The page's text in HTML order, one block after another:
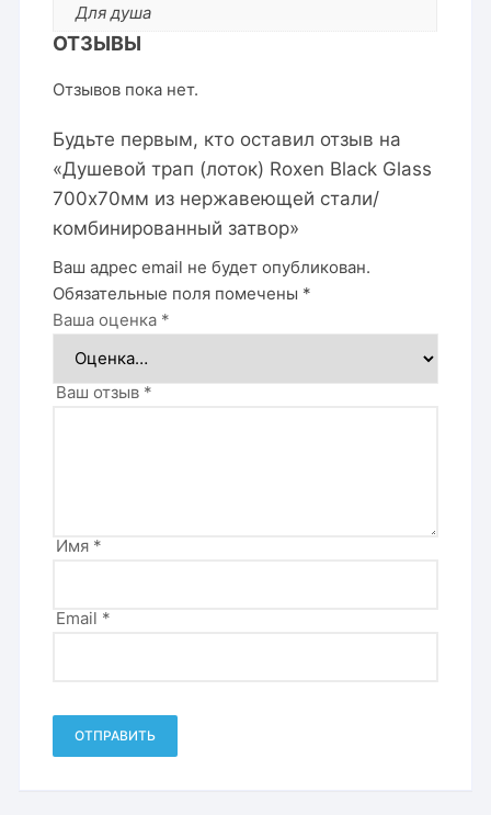
Для душа
ОТЗЫВЫ
Отзывов пока нет.
Будьте первым, кто оставил отзыв на
«Душевой трап (лоток) Roxen Black Glass
700х70мм из нержавеющей стали/
комбинированный затвор»
Ваш адрес email не будет опубликован.
Обязательные поля помечены *
Ваша оценка *
Ваш отзыв *
Имя *
Email *